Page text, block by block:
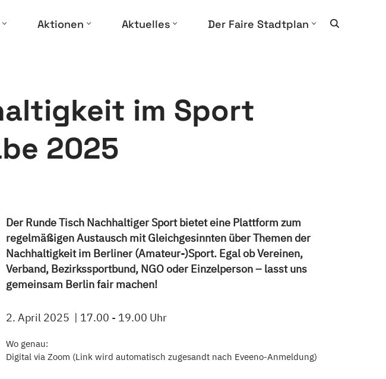
Aktionen Aktuelles Der Faire Stadtplan
im Sport
2025
Der Runde Tisch Nachhaltiger Sport bietet eine Plattform zum
regelmäßigen Austausch mit Gleichgesinnten über Themen der
Nachhaltigkeit im Berliner (Amateur-)Sport. Egal ob Vereinen,
Verband, Bezirkssportbund, NGO oder Einzelperson – lasst uns
gemeinsam Berlin fair machen!
2. April 2025 17.00 - 19.00 Uhr
Wo genau:
Digital via Zoom (Link wird automatisch zugesandt nach Eveeno-Anmeldung)